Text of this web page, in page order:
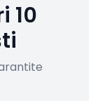
10